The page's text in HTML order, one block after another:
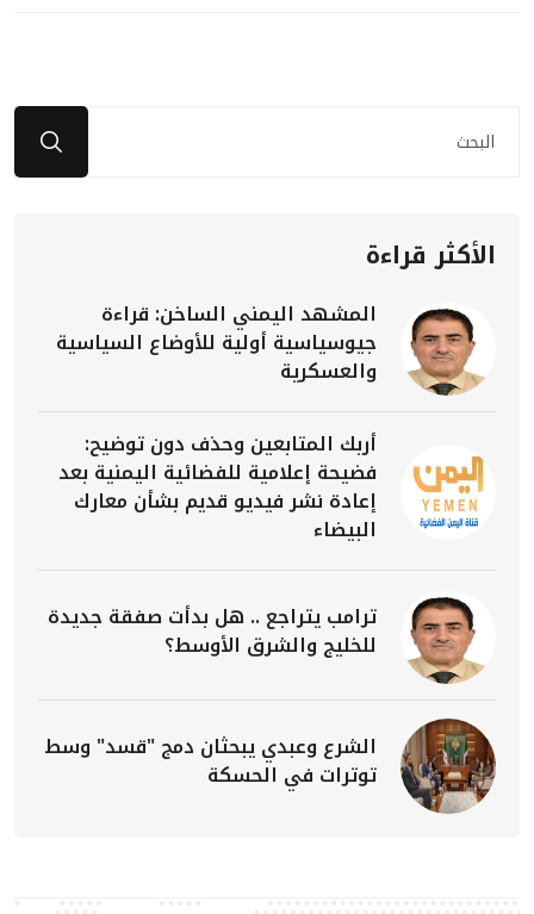
الأكثر قراءة
المشهد اليمني الساخن: قراءة
جيوسياسية أولية للأوضاع السياسية
والعسكرية
أربك المتابعين وحذف دون توضيح:
فضيحة إعلامية للفضائية اليمنية بعد
إعادة نشر فيديو قديم بشأن معارك
البيضاء
ترامب يتراجع .. هل بدأت صفقة جديدة
للخليج والشرق الأوسط؟
الشرع وعبدي يبحثان دمج "قسد" وسط
توترات في الحسكة